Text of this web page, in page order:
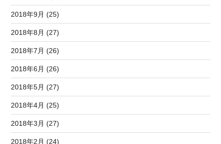
2018年9月 (25)
2018年8月 (27)
2018年7月 (26)
2018年6月 (26)
2018年5月 (27)
2018年4月 (25)
2018年3月 (27)
2018年2月 (24)